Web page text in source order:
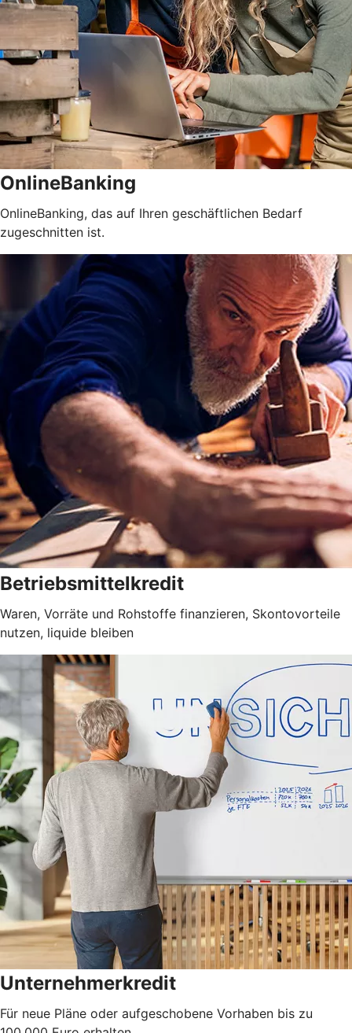
OnlineBanking
OnlineBanking, das auf Ihren geschäftlichen Bedarf
zugeschnitten ist.
Betriebsmittelkredit
Waren, Vorräte und Rohstoffe finanzieren, Skontovorteile
nutzen, liquide bleiben
Unternehmerkredit
Für neue Pläne oder aufgeschobene Vorhaben bis zu